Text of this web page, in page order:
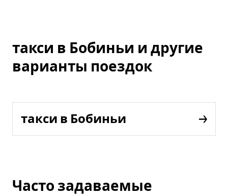
такси в Бобиньи и другие
варианты поездок
такси в Бобиньи
Часто задаваемые